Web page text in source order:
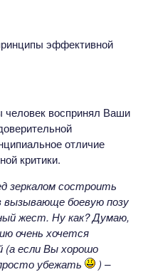
эффективной
человек воспринял Ваши
отличие
критики.
зеркалом состроить
вызывающе боевую позу
жест. Ну как? Думаю,
очень хочется
если Вы хорошо
убежать
) –